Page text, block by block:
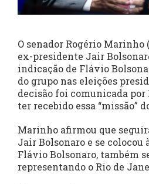
O senador Rogério Marinho
ex-presidente Jair
indicação de Flávio
do grupo nas eleições
decisão foi comunicada
ter recebido essa “missão”
Marinho afirmou que
Jair Bolsonaro e se colocou
Flávio Bolsonaro, também
representando o Rio de